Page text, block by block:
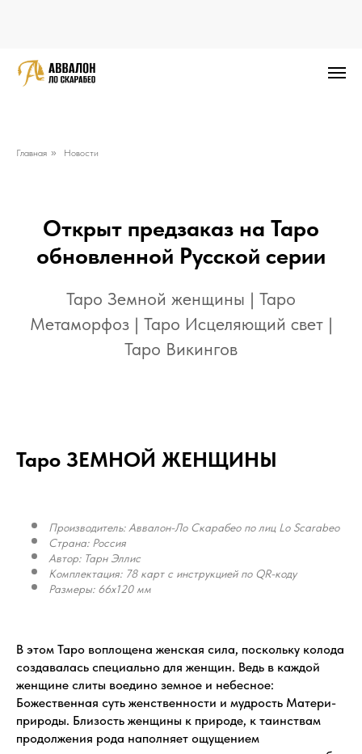
Главная » Новости
Открыт предзаказ на Таро
обновленной Русской серии
Таро Земной женщины | Таро
Метаморфоз | Таро Исцеляющий свет |
Таро Викингов
Таро ЗЕМНОЙ ЖЕНЩИНЫ
Производитель: Аввалон-Ло Скарабео по лиц Lo Scarabeo
Страна: Россия
Автор: Тарн Эллис
Комплектация: 78 карт с инструкцией по QR-коду
Размеры: 66x120 мм
В этом Таро воплощена женская сила, поскольку колода
создавалась специально для женщин. Ведь в каждой
женщине слиты воедино земное и небесное:
Божественная суть женственности и мудрость Матери-
природы. Близость женщины к природе, к таинствам
продолжения рода наполняет ощущением